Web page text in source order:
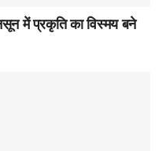
में प्रकृति का विस्मय बने